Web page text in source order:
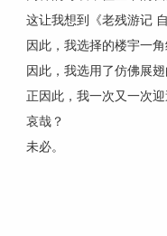
这让我想到《老残游记
因此，我选择的楼宇一
因此，我选用了仿佛展翅
正因此，我一次又一次迎
哀哉？
未必。